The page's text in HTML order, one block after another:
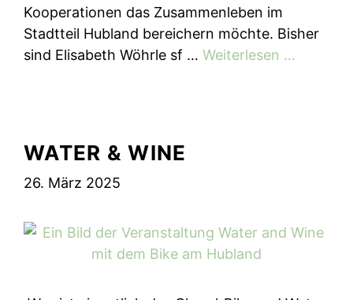
Kooperationen das Zusammenleben im
Stadtteil Hubland bereichern möchte. Bisher
sind Elisabeth Wöhrle sf … Weiterlesen …
WATER & WINE
26. März 2025